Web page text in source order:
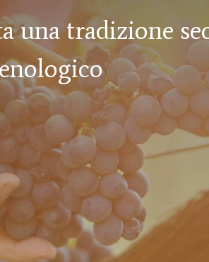
una tradizione
sia in